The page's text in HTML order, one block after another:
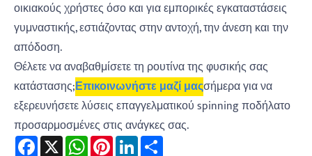
οικιακούς χρήστες όσο και για εμπορικές εγκαταστάσεις
γυμναστικής, εστιάζοντας στην αντοχή, την άνεση και την
απόδοση.
Θέλετε να αναβαθμίσετε τη ρουτίνα της φυσικής σας
κατάστασης;Επικοινωνήστε μαζί μαςσήμερα για να
εξερευνήσετε λύσεις επαγγελματικού spinning ποδήλατο
προσαρμοσμένες στις ανάγκες σας.
Facebook WhatsAppPinterestLinkedIn